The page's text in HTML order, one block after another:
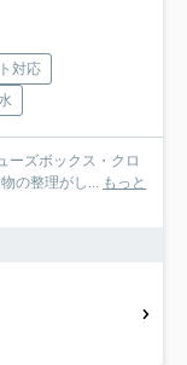
対応
ーズボックス・クロ
の整理がし... もっと